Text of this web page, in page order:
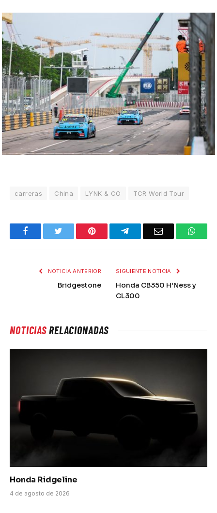
carreras China LYNK & CO TCR World Tour
Facebook Pinterest TelegramEmail
NOTICIA ANTERIOR
Bridgestone
SIGUIENTE NOTICIA
Honda CB350 H’Ness y
CL300
NOTICIASRELACIONADAS
Honda Ridgeline
4 de agosto de 2026